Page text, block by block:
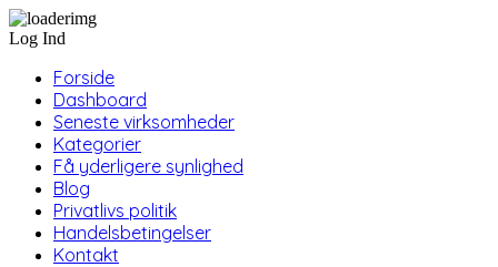
Log Ind
Forside
Dashboard
Seneste virksomheder
Kategorier
Få yderligere synlighed
Blog
Privatlivs politik
Handelsbetingelser
Kontakt